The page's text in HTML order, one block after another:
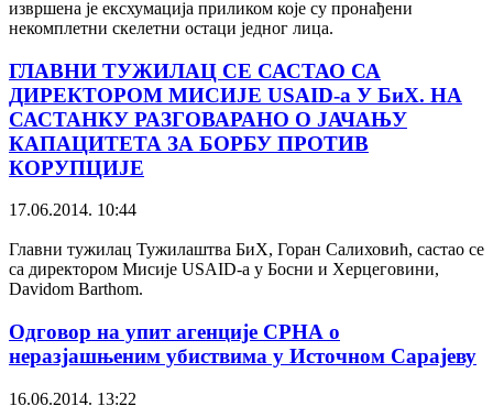
извршена је ексхумација приликом које су пронађени
некомплетни скелетни остаци једног лица.
ГЛАВНИ ТУЖИЛАЦ СЕ САСТАО СА
ДИРЕКТОРОМ МИСИЈЕ USAID-а У БиХ. НА
САСТАНКУ РАЗГОВАРАНО О ЈАЧАЊУ
КАПАЦИТЕТА ЗА БОРБУ ПРОТИВ
КОРУПЦИЈЕ
17.06.2014. 10:44
Главни тужилац Тужилаштва БиХ, Горан Салиховић, састао се
са директором Мисије USAID-а у Босни и Херцеговини,
Davidom Barthom.
Одговор на упит агенције СРНА о
неразјашњеним убиствима у Источном Сарајеву
16.06.2014. 13:22